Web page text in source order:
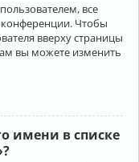
все
конференции. Чтобы
вверху страницы
вы можете изменить
имени в списке